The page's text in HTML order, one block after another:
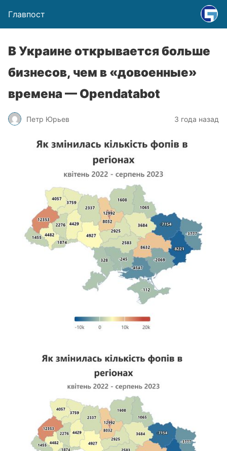
Главпост
В Украине открывается больше
бизнесов, чем в «довоенные»
времена — Оpendatabot
Петр Юрьев 3 года назад